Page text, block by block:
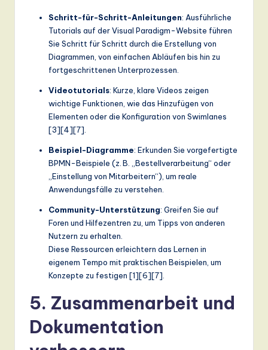
Schritt-für-Schritt-Anleitungen: Ausführliche
Tutorials auf der Visual Paradigm-Website führen
Sie Schritt für Schritt durch die Erstellung von
Diagrammen, von einfachen Abläufen bis hin zu
fortgeschrittenen Unterprozessen.
Videotutorials: Kurze, klare Videos zeigen
wichtige Funktionen, wie das Hinzufügen von
Elementen oder die Konfiguration von Swimlanes
[3][4][7].
Beispiel-Diagramme: Erkunden Sie vorgefertigte
BPMN-Beispiele (z. B. „Bestellverarbeitung“ oder
„Einstellung von Mitarbeitern“), um reale
Anwendungsfälle zu verstehen.
Community-Unterstützung: Greifen Sie auf
Foren und Hilfezentren zu, um Tipps von anderen
Nutzern zu erhalten.
Diese Ressourcen erleichtern das Lernen in
eigenem Tempo mit praktischen Beispielen, um
Konzepte zu festigen [1][6][7].
5. Zusammenarbeit und
Dokumentation